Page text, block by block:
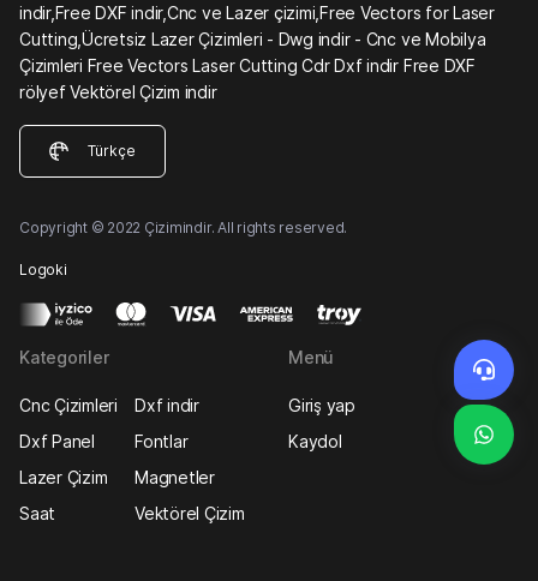
indir,Free DXF indir,Cnc ve Lazer çizimi,Free Vectors for Laser
Cutting,Ücretsiz Lazer Çizimleri - Dwg indir - Cnc ve Mobilya
Çizimleri Free Vectors Laser Cutting Cdr Dxf indir Free DXF
rölyef Vektörel Çizim indir
Türkçe
Copyright © 2022 Çizimindir. All rights reserved.
Logoki
Kategoriler
Cnc Çizimleri
Dxf indir
Dxf Panel
Fontlar
Lazer Çizim
Magnetler
Saat
Vektörel Çizim
Menü
Giriş yap
Kaydol